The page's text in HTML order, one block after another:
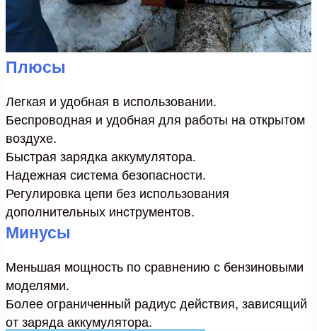
Плюсы
Легкая и удобная в использовании.
Беспроводная и удобная для работы на открытом
воздухе.
Быстрая зарядка аккумулятора.
Надежная система безопасности.
Регулировка цепи без использования
дополнительных инструментов.
Минусы
Меньшая мощность по сравнению с бензиновыми
моделями.
Более ограниченный радиус действия, зависящий
от заряда аккумулятора.